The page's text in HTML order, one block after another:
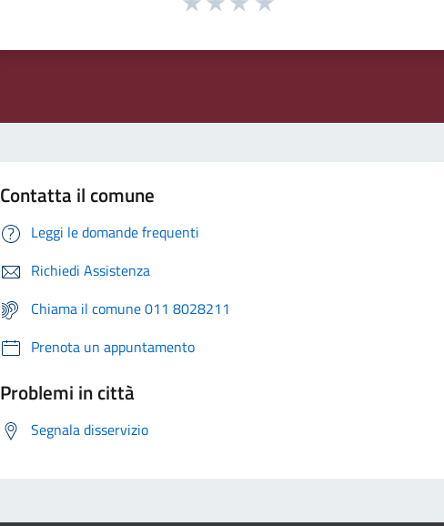
Contatta il comune
Leggi le domande frequenti
Richiedi Assistenza
Chiama il comune 011 8028211
Prenota un appuntamento
Problemi in città
Segnala disservizio